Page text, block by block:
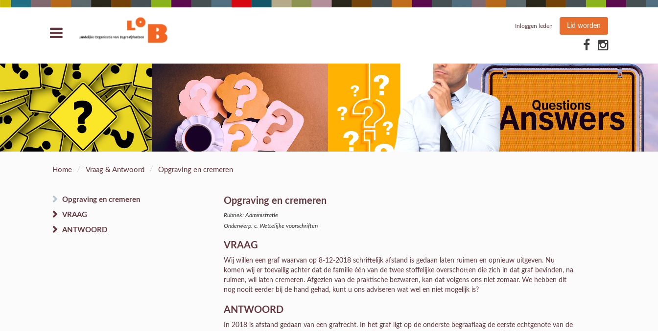
Inloggen leden Lid worden
Home / Vraag & Antwoord / Opgraving en cremeren
Opgraving en cremeren
VRAAG
ANTWOORD
Opgraving en cremeren
Rubriek: Administratie
Onderwerp: c. Wettelijke voorschriften
VRAAG
Wij willen een graf waarvan op 8-12-2018 schriftelijk afstand is gedaan laten ruimen en opnieuw uitgeven. Nu
komen wij er toevallig achter dat de familie één van de twee stoffelijke overschotten die zich in dat graf bevinden, na
ruimen, wil laten cremeren. Afgezien van de praktische bezwaren, kan dat volgens ons niet zomaar. We hebben dit
nog nooit eerder bij de hand gehad, kunt u ons adviseren wat wel en niet mogelijk is?
ANTWOORD
In 2018 is afstand gedaan van een grafrecht. In het graf ligt op de onderste begraaflaag de eerste echtgenote van de